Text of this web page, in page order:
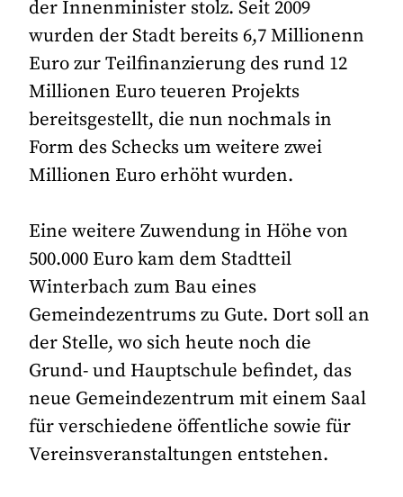
der Innenminister stolz. Seit 2009
wurden der Stadt bereits 6,7 Millionenn
Euro zur Teilfinanzierung des rund 12
Millionen Euro teueren Projekts
bereitsgestellt, die nun nochmals in
Form des Schecks um weitere zwei
Millionen Euro erhöht wurden.
Eine weitere Zuwendung in Höhe von
500.000 Euro kam dem Stadtteil
Winterbach zum Bau eines
Gemeindezentrums zu Gute. Dort soll an
der Stelle, wo sich heute noch die
Grund- und Hauptschule befindet, das
neue Gemeindezentrum mit einem Saal
für verschiedene öffentliche sowie für
Vereinsveranstaltungen entstehen.